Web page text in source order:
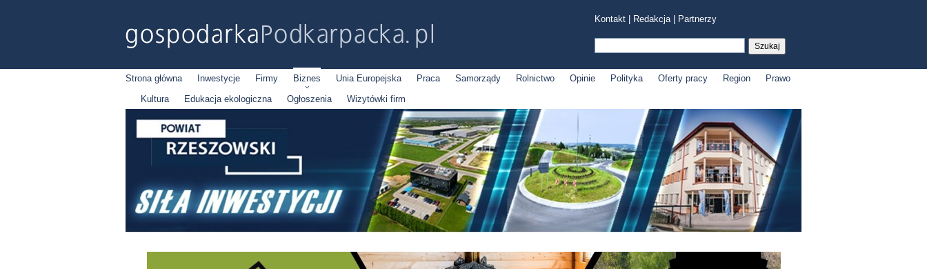
Kontakt Redakcja| Partnerzy
Strona główna Inwestycje Firmy Biznes Unia Europejska Praca Samorządy Rolnictwo Opinie Polityka Oferty pracy Region
Prawo
Kultura
Edukacja ekologiczna Ogłoszenia Wizytówki firm